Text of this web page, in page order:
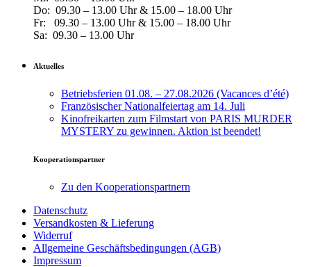
Do: 09.30 – 13.00 Uhr & 15.00 – 18.00 Uhr
Fr: 09.30 – 13.00 Uhr & 15.00 – 18.00 Uhr
Sa: 09.30 – 13.00 Uhr
Aktuelles
Betriebsferien 01.08. – 27.08.2026 (Vacances d’été)
Französischer Nationalfeiertag am 14. Juli
Kinofreikarten zum Filmstart von PARIS MURDER
MYSTERY zu gewinnen. Aktion ist beendet!
Kooperationspartner
Zu den Kooperationspartnern
Datenschutz
Versandkosten & Lieferung
Widerruf
Allgemeine Geschäftsbedingungen (AGB)
Impressum